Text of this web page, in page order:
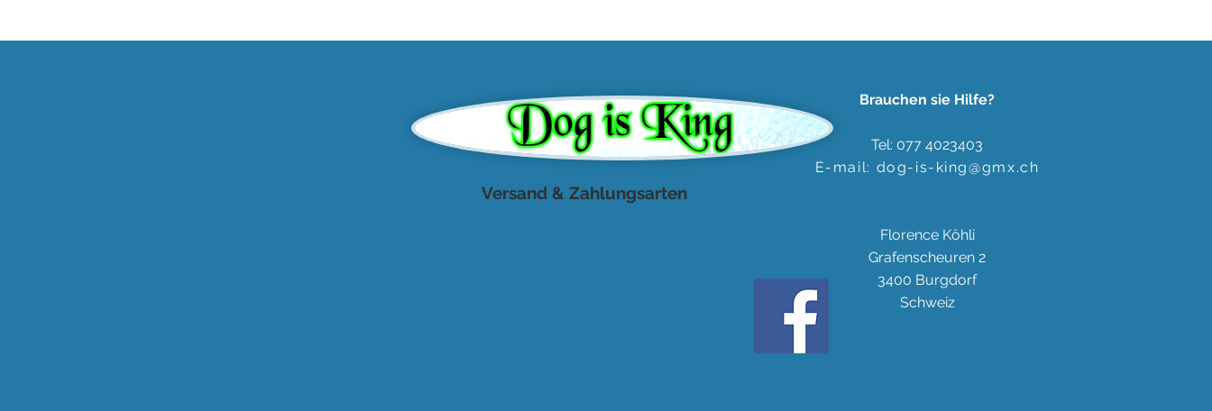
Versand & Zahlungsarten
Brauchen sie Hilfe?
Tel: 077 4023403
E-mail: dog-is-king@gmx.ch
Florence Köhli
Grafenscheuren 2
3400 Burgdorf
Schweiz